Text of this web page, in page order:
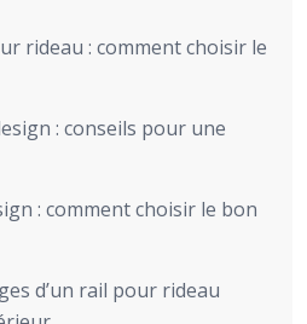
rideau : comment choisir le
: conseils pour une
: comment choisir le bon
d’un rail pour rideau